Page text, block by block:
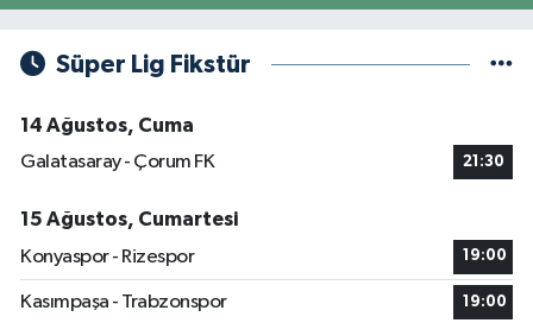
Süper Lig Fikstür
14 Ağustos, Cuma
Galatasaray - Çorum FK
21:30
15 Ağustos, Cumartesi
Konyaspor - Rizespor
19:00
Kasımpaşa - Trabzonspor 19:00